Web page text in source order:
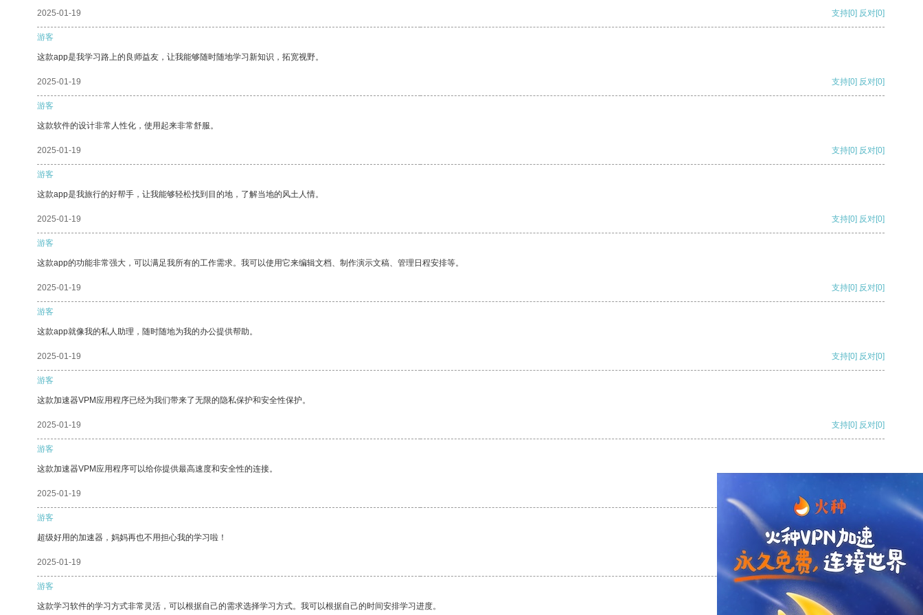
2025-01-19 支持[0] 反对[0]
游客
这款app是我学习路上的良师益友，让我能够随时随地学习新知识，拓宽视野。
2025-01-19 支持[0] 反对[0]
游客
这款软件的设计非常人性化，使用起来非常舒服。
2025-01-19 支持[0] 反对[0]
游客
这款app是我旅行的好帮手，让我能够轻松找到目的地，了解当地的风土人情。
2025-01-19 支持[0] 反对[0]
游客
这款app的功能非常强大，可以满足我所有的工作需求。我可以使用它来编辑文档、制作演示文稿、管理日程安排等。
2025-01-19 支持[0] 反对[0]
游客
这款app就像我的私人助理，随时随地为我的办公提供帮助。
2025-01-19 支持[0] 反对[0]
游客
这款加速器VPM应用程序已经为我们带来了无限的隐私保护和安全性保护。
2025-01-19 支持[0] 反对[0]
游客
这款加速器VPM应用程序可以给你提供最高速度和安全性的连接。
2025-01-19
游客
超级好用的加速器，妈妈再也不用担心我的学习啦！
2025-01-19 支持 [0] 反对[0]
游客
这款学习软件的学习方式非常灵活，可以根据自己的需求选择学习方式。我可以根据自己的时间安排学习进度。